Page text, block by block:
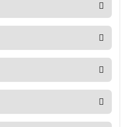
yorumu siz yapın!
soru sorulmamış.